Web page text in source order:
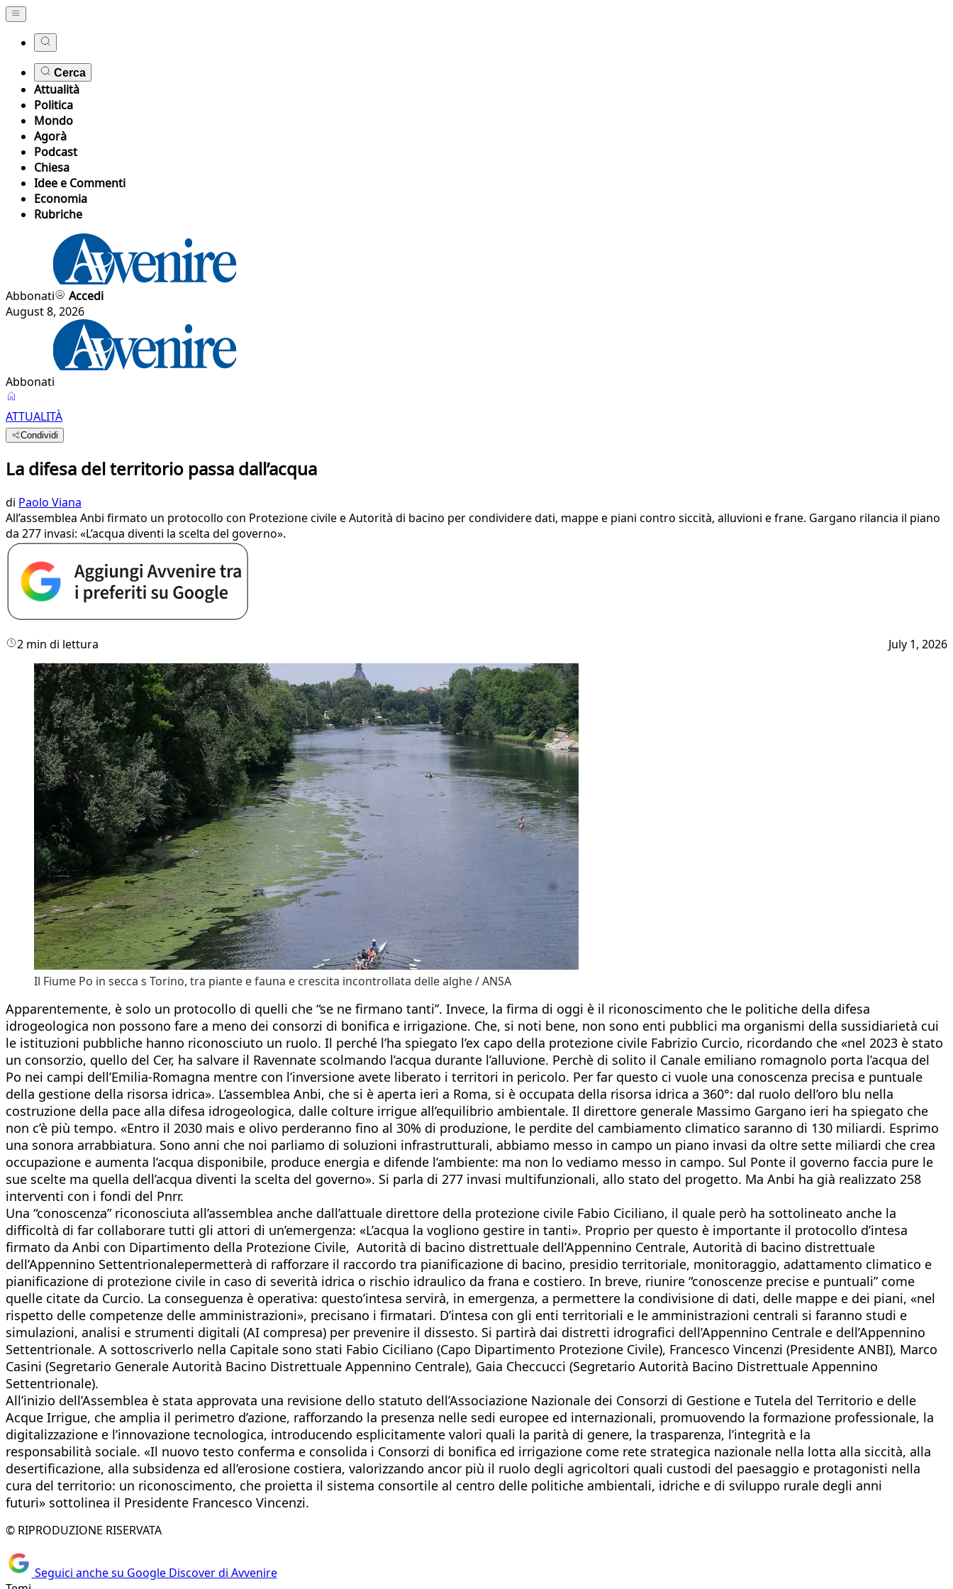
Cerca
Attualità
Politica
Mondo
Agorà
Podcast
Chiesa
Idee e Commenti
Economia
Rubriche
Abbonati
Accedi
August 8, 2026
Abbonati
ATTUALITÀ
Condividi
La difesa del territorio passa dall’acqua
di Paolo Viana
All’assemblea Anbi firmato un protocollo con Protezione civile e Autorità di bacino per condividere dati, mappe e piani contro siccità, alluvioni e frane. Gargano rilancia il piano
da 277 invasi: «L’acqua diventi la scelta del governo».
2 min di lettura July 1, 2026
Il Fiume Po in secca s Torino, tra piante e fauna e crescita incontrollata delle alghe / ANSA
Apparentemente, è solo un protocollo di quelli che “se ne firmano tanti”. Invece, la firma di oggi è il riconoscimento che le politiche della difesa
idrogeologica non possono fare a meno dei consorzi di bonifica e irrigazione. Che, si noti bene, non sono enti pubblici ma organismi della sussidiarietà cui
le istituzioni pubbliche hanno riconosciuto un ruolo. Il perché l’ha spiegato l’ex capo della protezione civile Fabrizio Curcio, ricordando che «nel 2023 è stato
un consorzio, quello del Cer, ha salvare il Ravennate scolmando l’acqua durante l’alluvione. Perchè di solito il Canale emiliano romagnolo porta l’acqua del
Po nei campi dell’Emilia-Romagna mentre con l’inversione avete liberato i territori in pericolo. Per far questo ci vuole una conoscenza precisa e puntuale
della gestione della risorsa idrica». L’assemblea Anbi, che si è aperta ieri a Roma, si è occupata della risorsa idrica a 360°: dal ruolo dell’oro blu nella
costruzione della pace alla difesa idrogeologica, dalle colture irrigue all’equilibrio ambientale. Il direttore generale Massimo Gargano ieri ha spiegato che
non c’è più tempo. «Entro il 2030 mais e olivo perderanno fino al 30% di produzione, le perdite del cambiamento climatico saranno di 130 miliardi. Esprimo
una sonora arrabbiatura. Sono anni che noi parliamo di soluzioni infrastrutturali, abbiamo messo in campo un piano invasi da oltre sette miliardi che crea
occupazione e aumenta l’acqua disponibile, produce energia e difende l’ambiente: ma non lo vediamo messo in campo. Sul Ponte il governo faccia pure le
sue scelte ma quella dell’acqua diventi la scelta del governo». Si parla di 277 invasi multifunzionali, allo stato del progetto. Ma Anbi ha già realizzato 258
interventi con i fondi del Pnrr.
Una “conoscenza” riconosciuta all’assemblea anche dall’attuale direttore della protezione civile Fabio Ciciliano, il quale però ha sottolineato anche la
difficoltà di far collaborare tutti gli attori di un’emergenza: «L’acqua la vogliono gestire in tanti». Proprio per questo è importante il protocollo d’intesa
firmato da Anbi con Dipartimento della Protezione Civile, Autorità di bacino distrettuale dell’Appennino Centrale, Autorità di bacino distrettuale
dell’Appennino Settentrionalepermetterà di rafforzare il raccordo tra pianificazione di bacino, presidio territoriale, monitoraggio, adattamento climatico e
pianificazione di protezione civile in caso di severità idrica o rischio idraulico da frana e costiero. In breve, riunire “conoscenze precise e puntuali” come
quelle citate da Curcio. La conseguenza è operativa: questo’intesa servirà, in emergenza, a permettere la condivisione di dati, delle mappe e dei piani, «nel
rispetto delle competenze delle amministrazioni», precisano i firmatari. D’intesa con gli enti territoriali e le amministrazioni centrali si faranno studi e
simulazioni, analisi e strumenti digitali (AI compresa) per prevenire il dissesto. Si partirà dai distretti idrografici dell’Appennino Centrale e dell’Appennino
Settentrionale. A sottoscriverlo nella Capitale sono stati Fabio Ciciliano (Capo Dipartimento Protezione Civile), Francesco Vincenzi (Presidente ANBI), Marco
Casini (Segretario Generale Autorità Bacino Distrettuale Appennino Centrale), Gaia Checcucci (Segretario Autorità Bacino Distrettuale Appennino
Settentrionale).
All’inizio dell’Assemblea è stata approvata una revisione dello statuto dell’Associazione Nazionale dei Consorzi di Gestione e Tutela del Territorio e delle
Acque Irrigue, che amplia il perimetro d’azione, rafforzando la presenza nelle sedi europee ed internazionali, promuovendo la formazione professionale, la
digitalizzazione e l’innovazione tecnologica, introducendo esplicitamente valori quali la parità di genere, la trasparenza, l’integrità e la
responsabilità sociale. «Il nuovo testo conferma e consolida i Consorzi di bonifica ed irrigazione come rete strategica nazionale nella lotta alla siccità, alla
desertificazione, alla subsidenza ed all’erosione costiera, valorizzando ancor più il ruolo degli agricoltori quali custodi del paesaggio e protagonisti nella
cura del territorio: un riconoscimento, che proietta il sistema consortile al centro delle politiche ambientali, idriche e di sviluppo rurale degli anni
futuri» sottolinea il Presidente Francesco Vincenzi.
© RIPRODUZIONE RISERVATA
Seguici anche su Google Discover di Avvenire